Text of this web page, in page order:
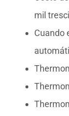
mil
Cuando